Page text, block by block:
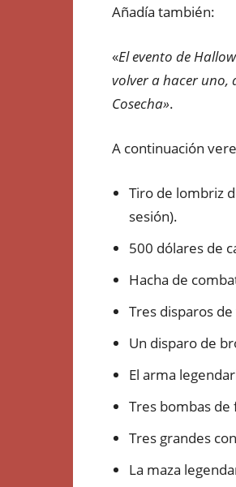
Añadía también:
«El evento de
volver a hacer uno,
Cosecha».
A continuación
Tiro de lombriz
sesión).
500 dólares de
Hacha de
Tres disparos
Un disparo de
El arma
Tres bombas
Tres grandes
La maza